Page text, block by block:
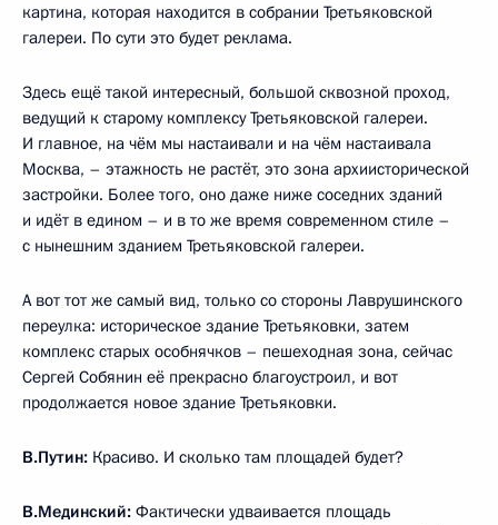
картина, которая находится в собрании Третьяковской
галереи. По сути это будет реклама.
Здесь ещё такой интересный, большой сквозной проход,
ведущий к старому комплексу Третьяковской галереи.
И главное, на чём мы настаивали и на чём настаивала
Москва, – этажность не растёт, это зона архиисторической
застройки. Более того, оно даже ниже соседних зданий
и идёт в едином – и в то же время современном стиле –
с нынешним зданием Третьяковской галереи.
А вот тот же самый вид, только со стороны Лаврушинского
переулка: историческое здание Третьяковки, затем
комплекс старых особнячков – пешеходная зона, сейчас
Сергей Собянин её прекрасно благоустроил, и вот
продолжается новое здание Третьяковки.
В.Путин: Красиво. И сколько там площадей будет?
В.Мединский: Фактически удваивается площадь